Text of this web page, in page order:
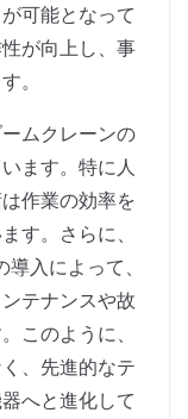
可能となって
が向上し、事
。
ムクレーンの
ます。特に人
作業の効率を
す。さらに、
入によって、
テナンスや故
このように、
、先進的なテ
へと進化して